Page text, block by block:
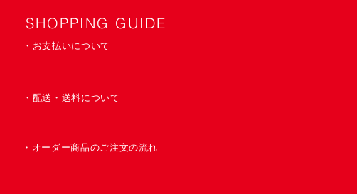
SHOPPING GUIDE
・お支払いについて
​・ 配送・送料について
・オーダー商品のご注文の流れ